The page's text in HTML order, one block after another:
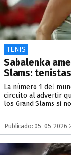
TENIS
Sabalenka
Slams:
La número 1 del
circuito al advertir
los Grand Slams si
Publicado: 05-05-2026